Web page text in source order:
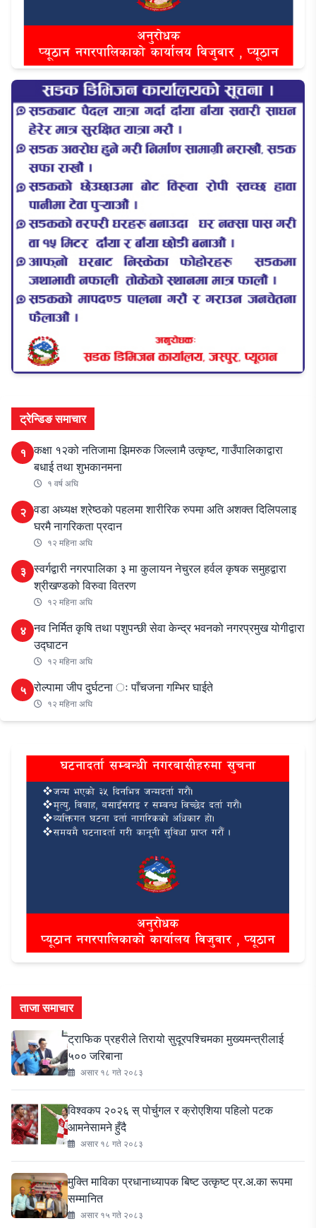
ट्रेन्डिङ समाचार
१ कक्षा १२को नतिजामा झिमरुक जिल्लामै उत्कृष्ट, गाउँपालिकाद्वारा
बधाई तथा शुभकानमना
१ वर्ष अघि
२ वडा अध्यक्ष श्रेष्ठको पहलमा शारीरिक रुपमा अति अशक्त दिलिपलाइ
घरमै नागरिकता प्रदान
१२ महिना अघि
३ स्वर्गद्वारी नगरपालिका ३ मा कुलायन नेचुरल हर्वल कृषक समुहद्वारा
श्रीखण्डको विरुवा वितरण
१२ महिना अघि
४ नव निर्मित कृषि तथा पशुपन्छी सेवा केन्द्र भवनको नगरप्रमुख योगीद्वारा
उद्घाटन
१२ महिना अघि
५ रोल्पामा जीप दुर्घटना ः पाँचजना गम्भिर घाईते
१२ महिना अघि
ताजा समाचार
ट्राफिक प्रहरीले तिरायो सुदूरपश्चिमका मुख्यमन्त्रीलाई
५०० जरिबाना
असार १८ गते २०८३
विश्वकप २०२६ स् पोर्चुगल र क्रोएशिया पहिलो पटक
आमनेसामने हुँदै
असार १८ गते २०८३
मुक्ति माविका प्रधानाध्यापक बिष्ट उत्कृष्ट प्र.अ.का रूपमा
सम्मानित
असार १५ गते २०८३